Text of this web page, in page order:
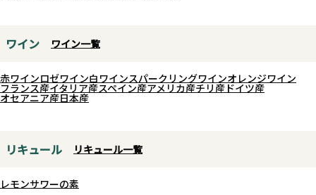
ワイン ワイン一覧
赤ワインロゼワイン白ワインスパークリングワインオレンジワイン
フランス産イタリア産スペイン産アメリカ産チリ産 ドイツ産
オセアニア産日本産
リキュール リキュール一覧
レモンサワーの素